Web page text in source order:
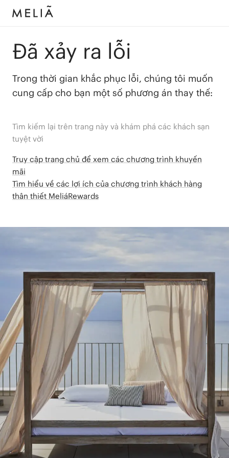
Đã xảy ra lỗi
Trong thời gian khắc phục lỗi, chúng tôi muốn
cung cấp cho bạn một số phương án thay thế:
Tìm kiếm lại trên trang này và khám phá các khách sạn
tuyệt vời
Truy cập trang chủ để xem các chương trình khuyến
mãi
Tìm hiểu về các lợi ích của chương trình khách hàng
thân thiết MeliáRewards